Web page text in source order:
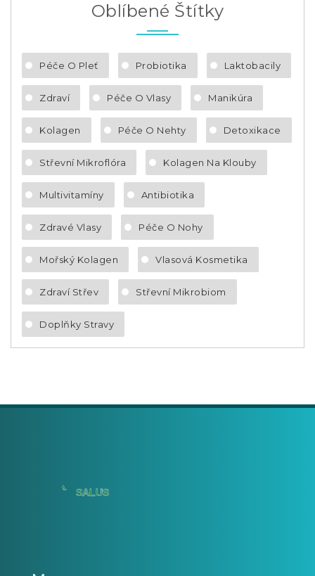
Oblíbené Štítky
Péče O Pleť Probiotika Laktobacily
Zdraví Péče O Vlasy Manikúra
Kolagen Péče O Nehty Detoxikace
Střevní Mikroflóra Kolagen Na Klouby
Multivitamíny Antibiotika
Zdravé Vlasy Péče O Nohy
Mořský Kolagen Vlasová Kosmetika
Zdraví Střev Střevní Mikrobiom
Doplňky Stravy